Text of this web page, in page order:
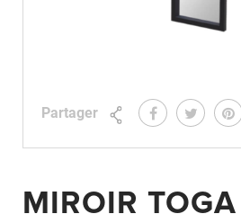
Partager
MIROIR TOGA